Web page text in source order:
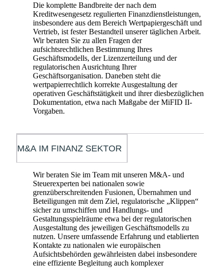
Die komplette Bandbreite der nach dem
Kreditwesengesetz regulierten Finanzdienstleistungen,
insbesondere aus dem Bereich Wertpapiergeschäft und
Vertrieb, ist fester Bestandteil unserer täglichen Arbeit.
Wir beraten Sie zu allen Fragen der
aufsichtsrechtlichen Bestimmung Ihres
Geschäftsmodells, der Lizenzerteilung und der
regulatorischen Ausrichtung Ihrer
Geschäftsorganisation. Daneben steht die
wertpapierrechtlich korrekte Ausgestaltung der
operativen Geschäftstätigkeit und ihrer diesbezüglichen
Dokumentation, etwa nach Maßgabe der MiFID II-
Vorgaben.
M&A IM FINANZ SEKTOR
Wir beraten Sie im Team mit unseren M&A- und
Steuerexperten bei nationalen sowie
grenzüberschreitenden Fusionen, Übernahmen und
Beteiligungen mit dem Ziel, regulatorische „Klippen“
sicher zu umschiffen und Handlungs- und
Gestaltungsspielräume etwa bei der regulatorischen
Ausgestaltung des jeweiligen Geschäftsmodells zu
nutzen. Unsere umfassende Erfahrung und etablierten
Kontakte zu nationalen wie europäischen
Aufsichtsbehörden gewährleisten dabei insbesondere
eine effiziente Begleitung auch komplexer